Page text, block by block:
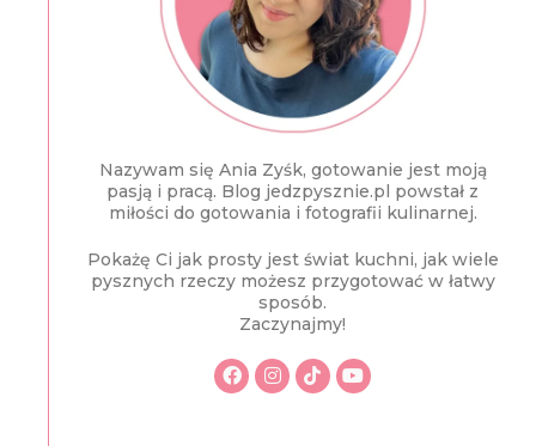
Nazywam się Ania Zyśk, gotowanie jest moją
pasją i pracą. Blog jedzpysznie.pl powstał z
miłości do gotowania i fotografii kulinarnej.
Pokażę Ci jak prosty jest świat kuchni, jak wiele
pysznych rzeczy możesz przygotować w łatwy
sposób.
Zaczynajmy!